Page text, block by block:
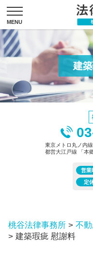
建
東京メトロ丸ノ内
都営大江戸線 「本
営業
定
桃谷法律事務所 > 不
> 建築瑕疵 慰謝料